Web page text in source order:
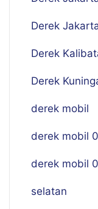
Derek
Derek
Derek
derek mobil
derek mobil
derek mobil
selatan